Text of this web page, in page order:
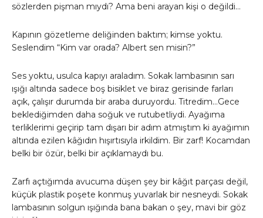
sözlerden pişman mıydı? Ama beni arayan kişi o değildi…
​Kapının gözetleme deliğinden baktım; kimse yoktu.
Seslendim “Kim var orada? Albert sen misin?”
Ses yoktu, usulca kapıyı araladım. Sokak lambasının sarı
ışığı altında sadece boş bisiklet ve biraz gerisinde farları
açık, çalışır durumda bir araba duruyordu. Titredim…Gece
beklediğimden daha soğuk ve rutubetliydi. Ayağıma
terliklerimi geçirip tam dışarı bir adım atmıştım ki ayağımın
altında ezilen kâğıdın hışırtısıyla irkildim. Bir zarf! Kocamdan
belki bir özür, belki bir açıklamaydı bu.
Zarfı açtığımda avucuma düşen şey bir kâğıt parçası değil,
küçük plastik poşete konmuş yuvarlak bir nesneydi. Sokak
lambasının solgun ışığında bana bakan o şey, mavi bir göz